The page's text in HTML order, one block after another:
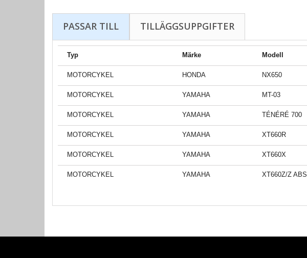
PASSAR TILL TILLÄGGSUPPGIFTER
Typ Märke Modell
MOTORCYKEL HONDA NX650
MOTORCYKEL YAMAHA MT-03
MOTORCYKEL YAMAHA TÉNÉRÉ 700
MOTORCYKEL YAMAHA XT660R
MOTORCYKEL YAMAHA XT660X
MOTORCYKEL YAMAHA XT660Z/Z ABS